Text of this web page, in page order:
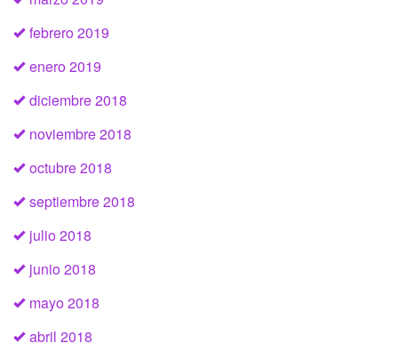
febrero 2019
enero 2019
diciembre 2018
noviembre 2018
octubre 2018
septiembre 2018
julio 2018
junio 2018
mayo 2018
abril 2018